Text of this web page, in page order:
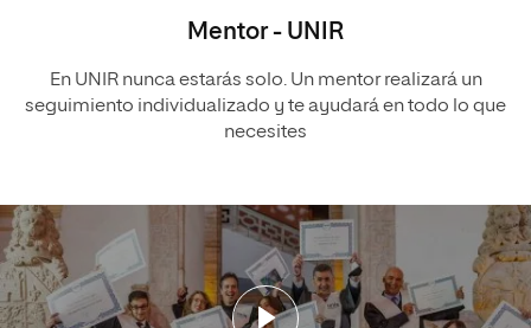
Mentor - UNIR
En UNIR nunca estarás solo. Un mentor realizará un
seguimiento individualizado y te ayudará en todo lo que
necesites